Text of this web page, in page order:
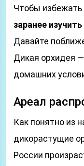
Чтобы избежать
заранее
Давайте
Дикая орхидея —
домашних
Ареал
Как понятно из
дикорастущие
России